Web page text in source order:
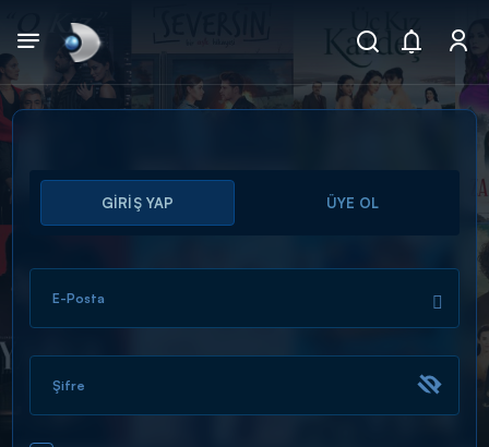
Arama
ARAMA SONUÇLARI
GİRİŞ YAP ÜYE OL
E-Posta
Şifre